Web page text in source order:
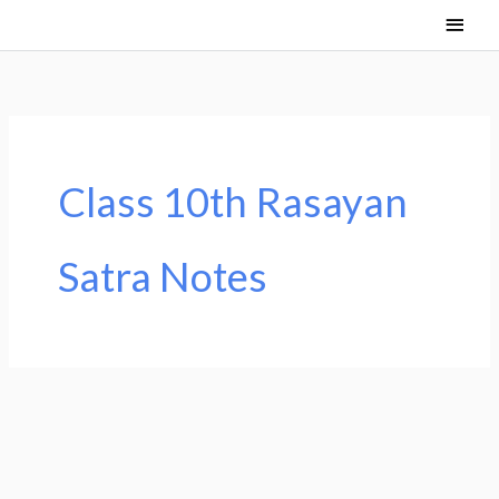
Main
Menu
Class 10th Rasayan
Satra Notes